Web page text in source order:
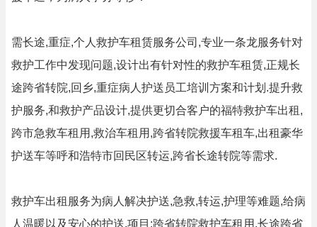
需长途,重症,个人救护车租赁服务公司,专业一条龙服务针对
救护工作中发现问题,设计出有针对性的救护车租赁,正规长
途跨省转院,回乡,重症病人护送员工培训方案和计划.提升救
护服务,和救护产品设计,提供更切合客户的福特救护车出租,
跨市急救车租用,救治车租用,跨省转院救援车租车,出租豪华
护送车等呼和浩特市回民区转运,跨省长途转院等需求.
救护车出租服务为病人解决护送,急救,转运,护理等难题,给病
人温暖以及安心的护送.项目:跨省转院救护车租用,长途跨省